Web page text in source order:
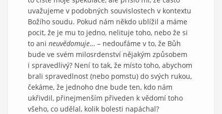
uvažujeme v podobných souvislostech v kontextu
Božího soudu. Pokud nám někdo ublížil a máme
pocit, že je mu to jedno, nelituje toho, nebo že si
to ani neuvědomuje… – nedoufáme v to, že Bůh
bude ve svém milosrdenství nějakým způsobem
i spravedlivý? Není to tak, že místo toho, abychom
brali spravedlnost (nebo pomstu) do svých rukou,
čekáme, že jednoho dne bude ten, kdo nám
ukřivdil, přinejmenším přiveden k vědomí toho
všeho, co udělal, kolik bolesti napáchal?